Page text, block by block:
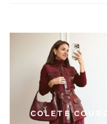
COLETE COURO